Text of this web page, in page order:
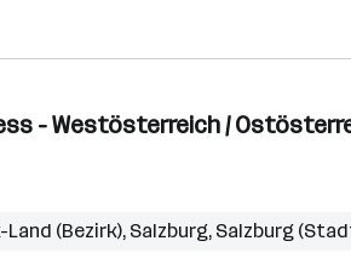
- Westösterreich /
(Bezirk), Salzburg, Salzburg